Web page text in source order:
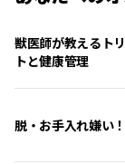
獣医師が教えるト
トと健康管理
脱・お手入れ嫌い